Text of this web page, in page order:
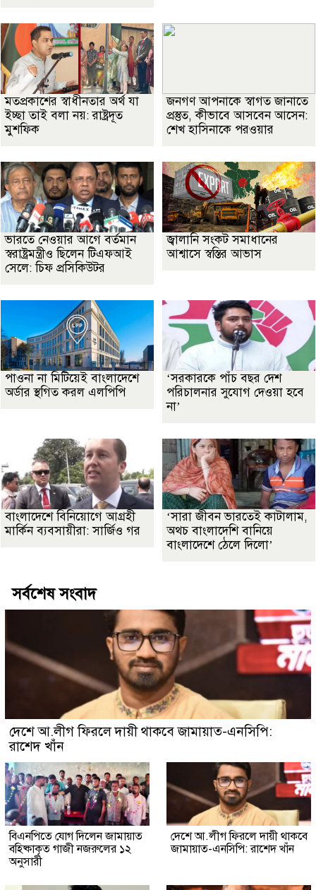
মতপ্রকাশের স্বাধীনতার অর্থ যা
ইচ্ছা তাই বলা নয়: রাষ্ট্রদূত
মুশফিক
জনগণ আপনাকে স্বাগত জানাতে
প্রস্তুত, কীভাবে আসবেন আসেন:
শেখ হাসিনাকে পরওয়ার
ভারতে নেওয়ার আগে বর্তমান
স্বরাষ্ট্রমন্ত্রীও ছিলেন টিএফআই
সেলে: চিফ প্রসিকিউটর
জ্বালানি সংকট সমাধানের
আশ্বাসে স্বস্তির আভাস
পাওনা না মিটিয়েই বাংলাদেশে
অর্ডার স্থগিত করল এলপিপি
‘সরকারকে পাঁচ বছর দেশ
পরিচালনার সুযোগ দেওয়া হবে
না’
বাংলাদেশে বিনিয়োগে আগ্রহী
মার্কিন ব্যবসায়ীরা: সার্জিও গর
‘সারা জীবন ভারতেই কাটালাম,
অথচ বাংলাদেশি বানিয়ে
বাংলাদেশে ঠেলে দিলো’
সর্বশেষ সংবাদ
দেশে আ.লীগ ফিরলে দায়ী থাকবে জামায়াত-এনসিপি:
রাশেদ খাঁন
বিএনপিতে যোগ দিলেন জামায়াত
বহিষ্কাকৃত গাজী নজরুলের ১২
অনুসারী
দেশে আ.লীগ ফিরলে দায়ী থাকবে
জামায়াত-এনসিপি: রাশেদ খাঁন